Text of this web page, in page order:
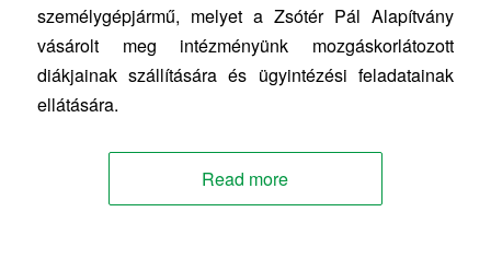
személygépjármű, melyet a Zsótér Pál Alapítvány
vásárolt meg intézményünk mozgáskorlátozott
diákjainak szállítására és ügyintézési feladatainak
ellátására.
Read more